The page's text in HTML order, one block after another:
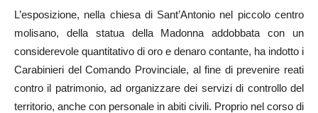
L’esposizione, nella chiesa di Sant’Antonio nel piccolo centro
molisano, della statua della Madonna addobbata con un
considerevole quantitativo di oro e denaro contante, ha indotto i
Carabinieri del Comando Provinciale, al fine di prevenire reati
contro il patrimonio, ad organizzare dei servizi di controllo del
territorio, anche con personale in abiti civili. Proprio nel corso di